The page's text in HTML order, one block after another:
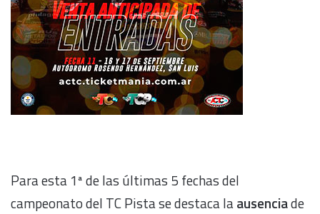
Para esta 1ª de las últimas 5 fechas del
campeonato del TC Pista se destaca laausenciade